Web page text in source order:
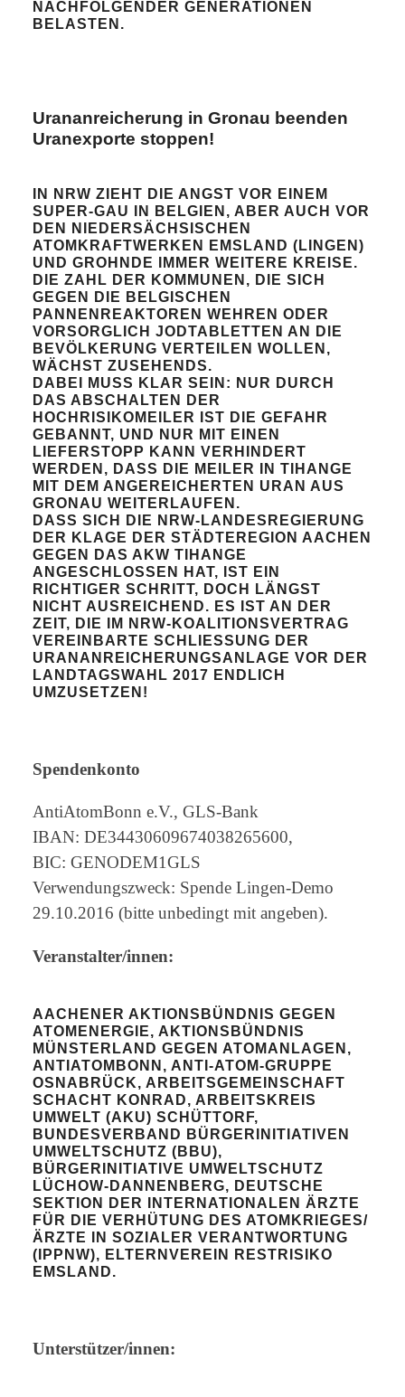
ACHFOLGENDER GENERATIONEN B
ELASTEN.
Urananreicherung in Gronau beenden
Uranexporte stoppen!
IN NRW ZIEHT DIE ANGST VOR EINEM
SUPER-GAU IN BELGIEN, ABER AUCH VOR
DEN NIEDERSÄCHSISCHEN
ATOMKRAFTWERKEN EMSLAND (LINGEN)
UND GROHNDE IMMER WEITERE KREISE.
DIE ZAHL DER KOMMUNEN, DIE SICH
GEGEN DIE BELGISCHEN
PANNENREAKTOREN WEHREN ODER
VORSORGLICH JODTABLETTEN AN DIE
BEVÖLKERUNG VERTEILEN WOLLEN,
WÄCHST ZUSEHENDS.
DABEI MUSS KLAR SEIN: NUR DURCH
DAS ABSCHALTEN DER
HOCHRISIKOMEILER IST DIE GEFAHR
GEBANNT, UND NUR MIT EINEN
LIEFERSTOPP KANN VERHINDERT
WERDEN, DASS DIE MEILER IN TIHANGE
MIT DEM ANGEREICHERTEN URAN AUS
GRONAU WEITERLAUFEN.
DASS SICH DIE NRW-LANDESREGIERUNG
DER KLAGE DER STÄDTEREGION AACHEN
GEGEN DAS AKW TIHANGE
ANGESCHLOSSEN HAT, IST EIN
RICHTIGER SCHRITT, DOCH LÄNGST
NICHT AUSREICHEND. ES IST AN DER
ZEIT, DIE IM NRW-KOALITIONSVERTRAG
VEREINBARTE SCHLIESSUNG DER U
RANANREICHERUNGSANLAGE VOR DER L
ANDTAGSWAHL 2017 ENDLICH U
MZUSETZEN!
Spendenkonto
AntiAtomBonn e.V., GLS-Bank
IBAN: DE34430609674038265600,
BIC: GENODEM1GLS
Verwendungszweck: Spende Lingen-Demo
29.10.2016 (bitte unbedingt mit angeben).
Veranstalter/innen:
AACHENER AKTIONSBÜNDNIS GEGEN
ATOMENERGIE, AKTIONSBÜNDNIS
MÜNSTERLAND GEGEN ATOMANLAGEN,
ANTIATOMBONN, ANTI-ATOM-GRUPPE
OSNABRÜCK, ARBEITSGEMEINSCHAFT
SCHACHT KONRAD, ARBEITSKREIS
UMWELT (AKU) SCHÜTTORF,
BUNDESVERBAND BÜRGERINITIATIVEN
UMWELTSCHUTZ (BBU),
BÜRGERINITIATIVE UMWELTSCHUTZ
LÜCHOW-DANNENBERG, DEUTSCHE
SEKTION DER INTERNATIONALEN ÄRZTE
FÜR DIE VERHÜTUNG DES ATOMKRIEGES/
ÄRZTE IN SOZIALER VERANTWORTUNG
(IPPNW), ELTERNVEREIN RESTRISIKO
EMSLAND.
Unterstützer/innen: